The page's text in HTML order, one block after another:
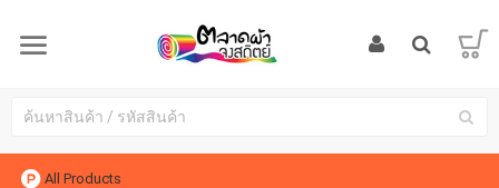
All Products